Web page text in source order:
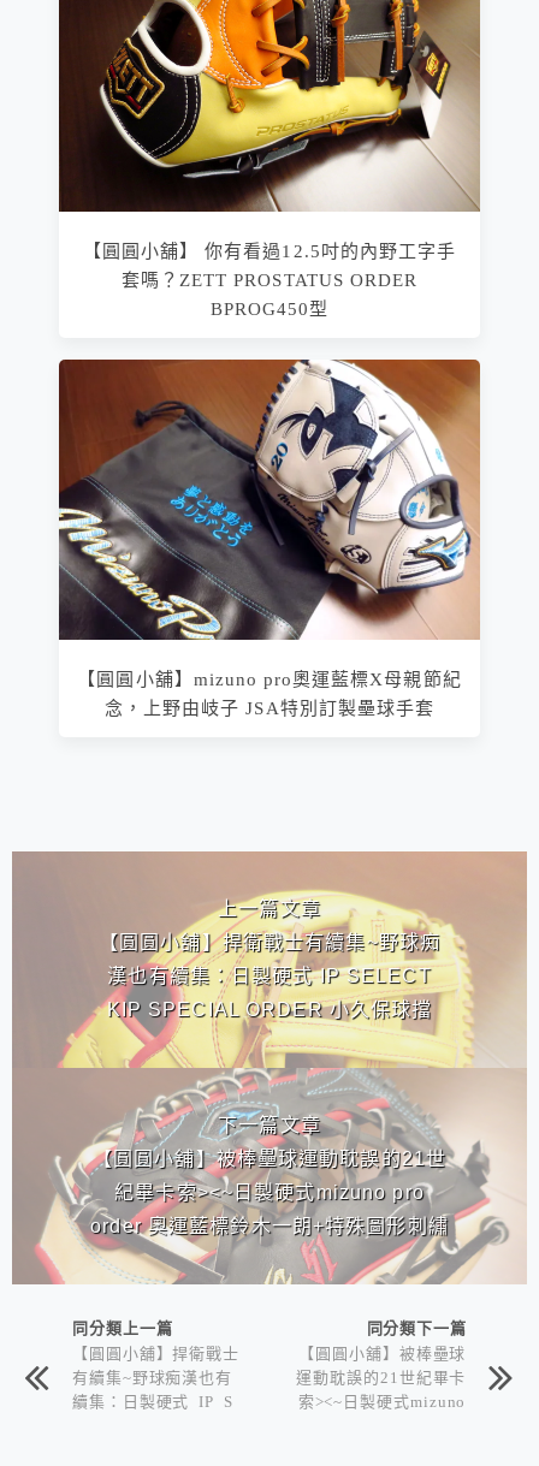
【圓圓小舖】 你有看過12.5吋的內野工字手
套嗎？ZETT PROSTATUS ORDER
BPROG450型
【圓圓小舖】mizuno pro奧運藍標X母親節紀
念，上野由岐子 JSA特別訂製壘球手套
上一篇文章
【圓圓小舖】捍衛戰士有續集~野球痴
漢也有續集：日製硬式 IP SELECT
KIP SPECIAL ORDER 小久保球擋
下一篇文章
【圓圓小舖】被棒壘球運動耽誤的21世
紀畢卡索><~日製硬式mizuno pro
order 奧運藍標鈴木一朗+特殊圖形刺繡
同分類上一篇
【圓圓小舖】捍衛戰士
有續集~野球痴漢也有
續集：日製硬式 IP S
同分類下一篇
【圓圓小舖】被棒壘球
運動耽誤的21世紀畢卡
索><~日製硬式mizuno